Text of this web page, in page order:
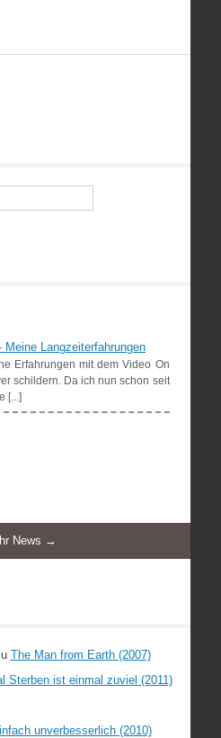
Langzeiterfahrungen
Erfahrungen mit dem Video On
schildern. Da ich nun schon seit
[...]
News →
The Man from Earth (2007)
Sterben ist einmal zuviel (2011)
unverbesserlich (2010)